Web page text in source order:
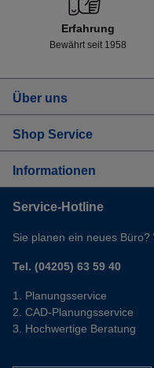
Erfahrung
Bewährt seit 1958
Über uns
Shop Service
Informationen
Service-Hotline
Sie planen ein neues
Tel. (04205) 63 59 40
Planungsservice
CAD-Planungsservice
Hochwertige Beratung